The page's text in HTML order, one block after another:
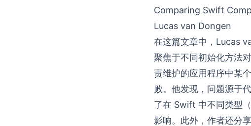
Comparing Swift
Lucas van Dongen
在这篇文章中，Lucas
聚焦于不同初始化方法
责维护的应用程序中某
败。他发现，问题源于
了在 Swift 中不同类型
影响。此外，作者还分